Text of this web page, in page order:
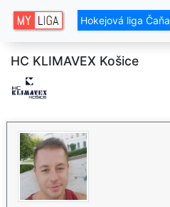
Hokejová liga Čaňa
HC KLIMAVEX Košice